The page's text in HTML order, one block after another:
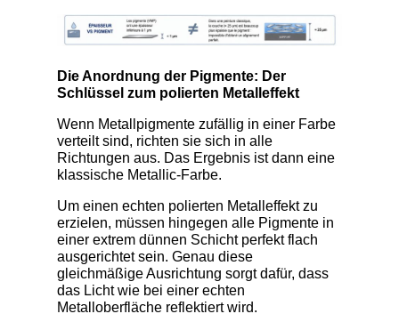
Die Anordnung der Pigmente: Der
Schlüssel zum polierten Metalleffekt
Wenn Metallpigmente zufällig in einer Farbe
verteilt sind, richten sie sich in alle
Richtungen aus. Das Ergebnis ist dann eine
klassische Metallic-Farbe.
Um einen echten polierten Metalleffekt zu
erzielen, müssen hingegen alle Pigmente in
einer extrem dünnen Schicht perfekt flach
ausgerichtet sein. Genau diese
gleichmäßige Ausrichtung sorgt dafür, dass
das Licht wie bei einer echten
Metalloberfläche reflektiert wird.